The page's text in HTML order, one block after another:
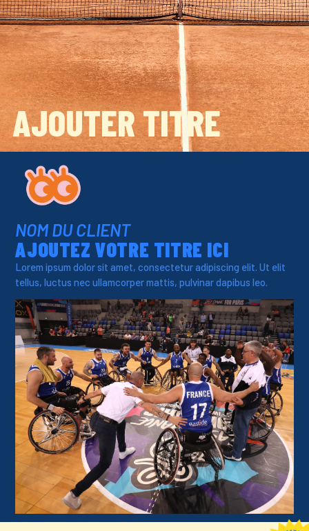
AJOUTER TITRE
NOM DU CLIENT
AJOUTEZ VOTRE TITRE ICI
Lorem ipsum dolor sit amet, consectetur adipiscing elit. Ut elit
tellus, luctus nec ullamcorper mattis, pulvinar dapibus leo.